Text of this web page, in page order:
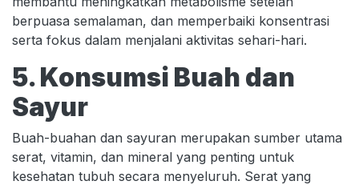
berpuasa semalaman, dan memperbaiki konsentrasi
serta fokus dalam menjalani aktivitas sehari-hari.
5. Konsumsi Buah dan
Sayur
Buah-buahan dan sayuran merupakan sumber utama
serat, vitamin, dan mineral yang penting untuk
kesehatan tubuh secara menyeluruh. Serat yang